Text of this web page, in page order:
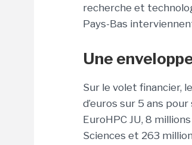
recherche et
Pays-Bas
Une
Sur le volet financier,
d’euros sur 5 ans
EuroHPC JU, 8
Sciences et 263